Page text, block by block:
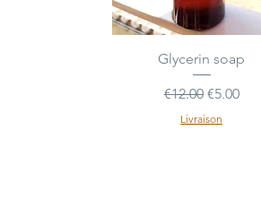
Quick View
Glycerin soap
Regular Price
€12.00 Sale Price
€5.00
Livraison